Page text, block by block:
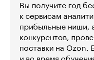
Вы получите год
к сервисам
прибыльные ниши,
конкурентов,
поставки на Ozon.